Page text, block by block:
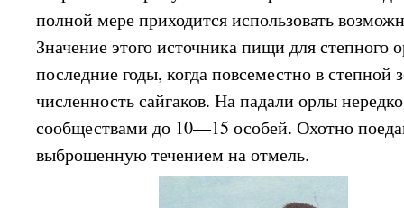
полной мере приходится использовать
Значение этого источника пищи для степного
последние годы, когда повсеместно в степной
численность сайгаков. На падали орлы
сообществами до 10—15 особей. Охотно
выброшенную течением на отмель.